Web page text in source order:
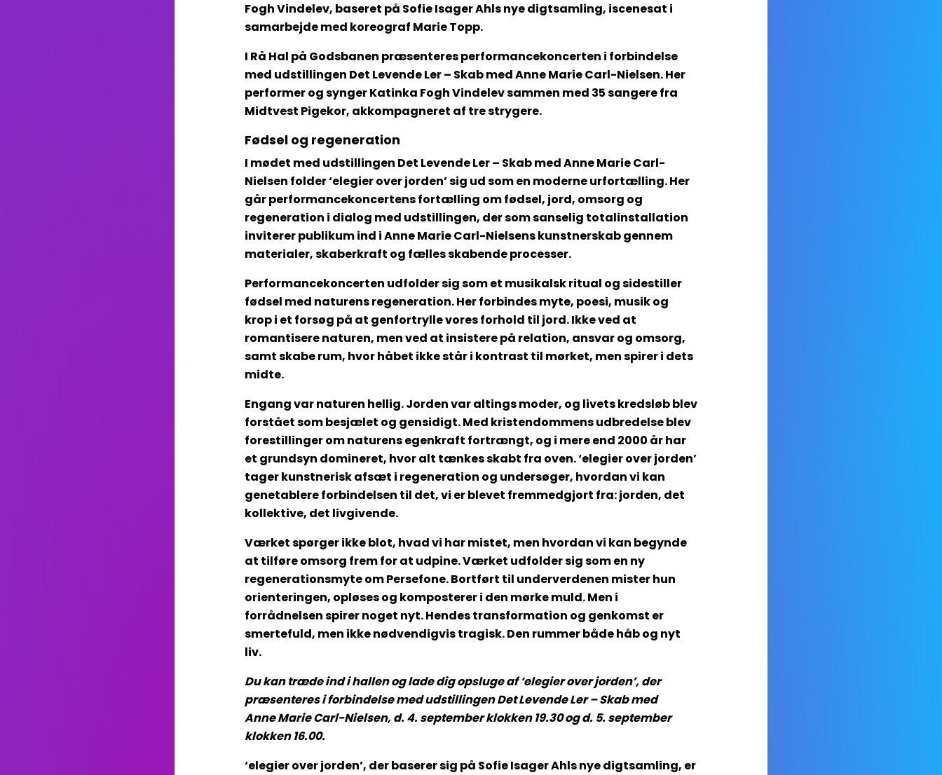
Fogh Vindelev, baseret på Sofie Isager Ahls nye digtsamling, iscenesat i
samarbejde med koreograf Marie Topp.
I Rå Hal på Godsbanen præsenteres performancekoncerten i forbindelse
med udstillingen Det Levende Ler – Skab med Anne Marie Carl-Nielsen. Her
performer og synger Katinka Fogh Vindelev sammen med 35 sangere fra
Midtvest Pigekor, akkompagneret af tre strygere.
Fødsel og regeneration
I mødet med udstillingen Det Levende Ler – Skab med Anne Marie Carl-
Nielsen folder ‘elegier over jorden’ sig ud som en moderne urfortælling. Her
går performancekoncertens fortælling om fødsel, jord, omsorg og
regeneration i dialog med udstillingen, der som sanselig totalinstallation
inviterer publikum ind i Anne Marie Carl-Nielsens kunstnerskab gennem
materialer, skaberkraft og fælles skabende processer.
Performancekoncerten udfolder sig som et musikalsk ritual og sidestiller
fødsel med naturens regeneration. Her forbindes myte, poesi, musik og
krop i et forsøg på at genfortrylle vores forhold til jord. Ikke ved at
romantisere naturen, men ved at insistere på relation, ansvar og omsorg,
samt skabe rum, hvor håbet ikke står i kontrast til mørket, men spirer i dets
midte.
Engang var naturen hellig. Jorden var altings moder, og livets kredsløb blev
forstået som besjælet og gensidigt. Med kristendommens udbredelse blev
forestillinger om naturens egenkraft fortrængt, og i mere end 2000 år har
et grundsyn domineret, hvor alt tænkes skabt fra oven. ‘elegier over jorden’
tager kunstnerisk afsæt i regeneration og undersøger, hvordan vi kan
genetablere forbindelsen til det, vi er blevet fremmedgjort fra: jorden, det
kollektive, det livgivende.
Værket spørger ikke blot, hvad vi har mistet, men hvordan vi kan begynde
at tilføre omsorg frem for at udpine. Værket udfolder sig som en ny
regenerationsmyte om Persefone. Bortført til underverdenen mister hun
orienteringen, opløses og komposterer i den mørke muld. Men i
forrådnelsen spirer noget nyt. Hendes transformation og genkomst er
smertefuld, men ikke nødvendigvis tragisk. Den rummer både håb og nyt
liv.
Du kan træde ind i hallen og lade dig opsluge af ‘elegier over jorden’, der
præsenteres i forbindelse med udstillingen Det Levende Ler – Skab med
Anne Marie Carl-Nielsen, d. 4. september klokken 19.30 og d. 5. september
klokken 16.00.
‘elegier over jorden’, der baserer sig på Sofie Isager Ahls nye digtsamling, er